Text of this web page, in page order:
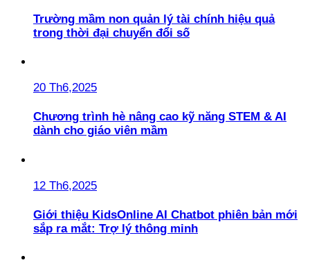
Trường mầm non quản lý tài chính hiệu quả
trong thời đại chuyển đổi số
20 Th6,2025
Chương trình hè nâng cao kỹ năng STEM & AI
dành cho giáo viên mầm
12 Th6,2025
Giới thiệu KidsOnline AI Chatbot phiên bản mới
sắp ra mắt: Trợ lý thông minh